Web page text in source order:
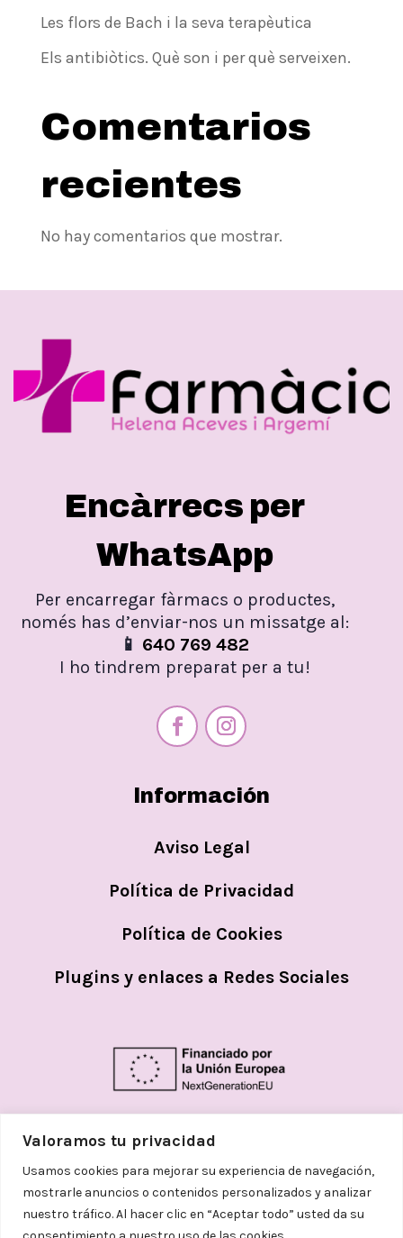
Valoramos tu privacidad
Usamos cookies para mejorar su experiencia de navegación,
mostrarle anuncios o contenidos personalizados y analizar
nuestro tráfico. Al hacer clic en “Aceptar todo” usted da su
Les flors de Bach i la seva terapèutica
Els antibiòtics. Què son i per què serveixen.
Comentarios
recientes
No hay comentarios que mostrar.
Encàrrecs per
WhatsApp
Per encarregar fàrmacs o productes,
només has d’enviar-nos un missatge al:
📱 640 769 482
I ho tindrem preparat per a tu!
Información
Aviso Legal
Política de Privacidad
Política de Cookies
Plugins y enlaces a Redes Sociales